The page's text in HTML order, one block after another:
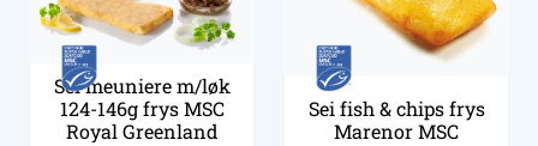
Sei meuniere m/løk
124-146g frys MSC
Royal Greenland
Sei fish & chips frys
Marenor MSC